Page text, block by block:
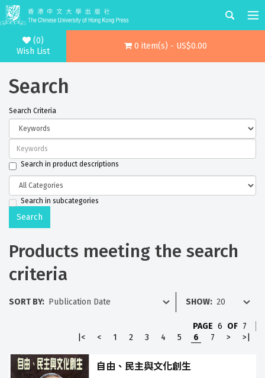
(0)
Wish List
0 item(s) - US$0.00
Search
Search Criteria
Search in product descriptions
Search in subcategories
Products meeting the search
criteria
SORT BY: SHOW:
PAGE 6 OF 7
|<
< 1 2 3 4 5 6 7 > >|
自由、民主與文化創生